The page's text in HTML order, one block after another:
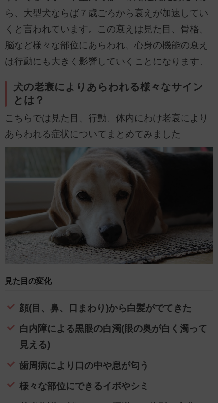
ら、大型犬ならば７歳ごろから衰えが加速してい
くと言われています。この衰えは見た目、骨格、
脳など様々な部位にあらわれ、心身の機能の衰え
は行動にも大きく影響していくことになります。
犬の老衰によりあらわれる様々なサイン
とは？
こちらでは見た目、行動、体内にわけ老衰により
あらわれる症状についてまとめてみました
見た目の変化
顔(目、鼻、口まわり)から白髪がでてきた
白内障による黒眼の白濁(眼の奥が白く濁って
見える)
歯周病により口の中や息が匂う
様々な部位にできるイボやシミ